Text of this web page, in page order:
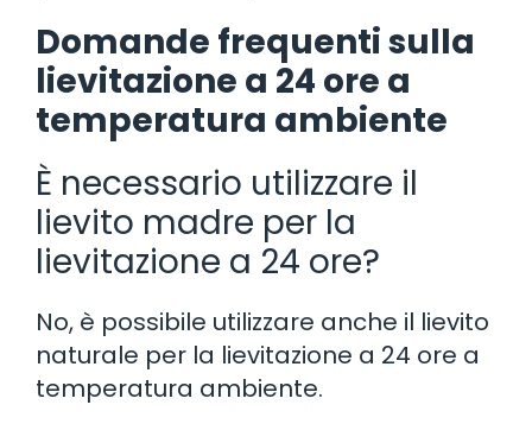
Domande frequenti sulla
lievitazione a 24 ore a
temperatura ambiente
È necessario utilizzare il
lievito madre per la
lievitazione a 24 ore?
No, è possibile utilizzare anche il lievito
naturale per la lievitazione a 24 ore a
temperatura ambiente.